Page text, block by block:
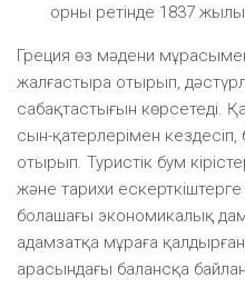
орны ретінде 1837 жылы
Греция өз мәдени
жалғастыра отырып,
сабақтастығын көрсетеді.
сын-қатерлерімен кездесіп,
отырып. Туристік бум
және тарихи
болашағы экономикалық
адамзатқа мұраға
арасындағы балансқа